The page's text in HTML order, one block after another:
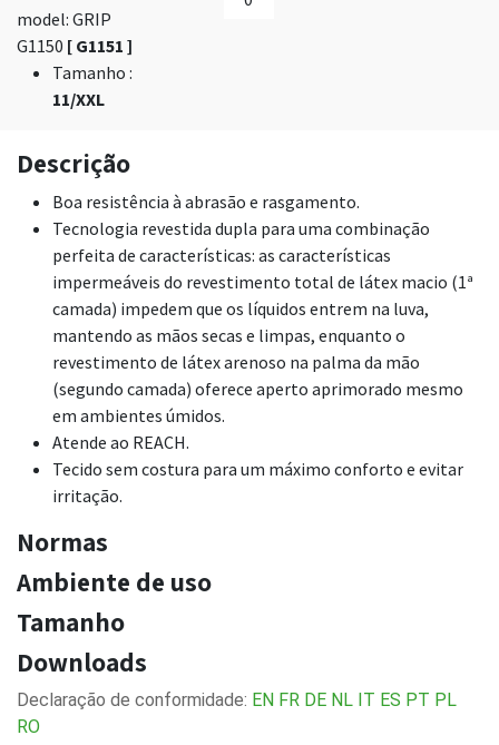
model: GRIP
G1150 [ G1151 ]
Tamanho :
11/XXL
Descrição
Boa resistência à abrasão e rasgamento.
Tecnologia revestida dupla para uma combinação
perfeita de características: as características
impermeáveis do revestimento total de látex macio (1ª
camada) impedem que os líquidos entrem na luva,
mantendo as mãos secas e limpas, enquanto o
revestimento de látex arenoso na palma da mão
(segundo camada) oferece aperto aprimorado mesmo
em ambientes úmidos.
Atende ao REACH.
Tecido sem costura para um máximo conforto e evitar
irritação.
Normas
Ambiente de uso
Tamanho
Downloads
Declaração de conformidade: EN FR DE NL IT ES PT PL
RO